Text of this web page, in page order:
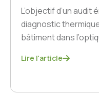
L’objectif d’un
diagnostic
bâtiment dans
Lire l'article